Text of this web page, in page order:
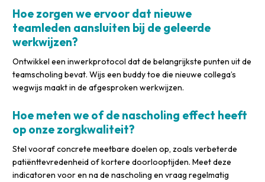
Hoe zorgen we ervoor dat nieuwe
teamleden aansluiten bij de geleerde
werkwijzen?
Ontwikkel een inwerkprotocol dat de belangrijkste punten uit de
teamscholing bevat. Wijs een buddy toe die nieuwe collega’s
wegwijs maakt in de afgesproken werkwijzen.
Hoe meten we of de nascholing effect heeft
op onze zorgkwaliteit?
Stel vooraf concrete meetbare doelen op, zoals verbeterde
patiënttevredenheid of kortere doorlooptijden. Meet deze
indicatoren voor en na de nascholing en vraag regelmatig